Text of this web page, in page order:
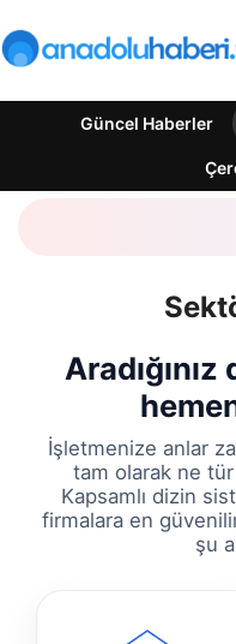
Güncel Haberler
İşletmenize anlar
tam olarak ne
Kapsamlı dizin
firmalara en
şu